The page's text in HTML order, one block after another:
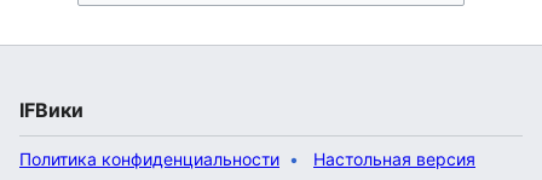
IFВики
Политика конфиденциальности Настольная версия